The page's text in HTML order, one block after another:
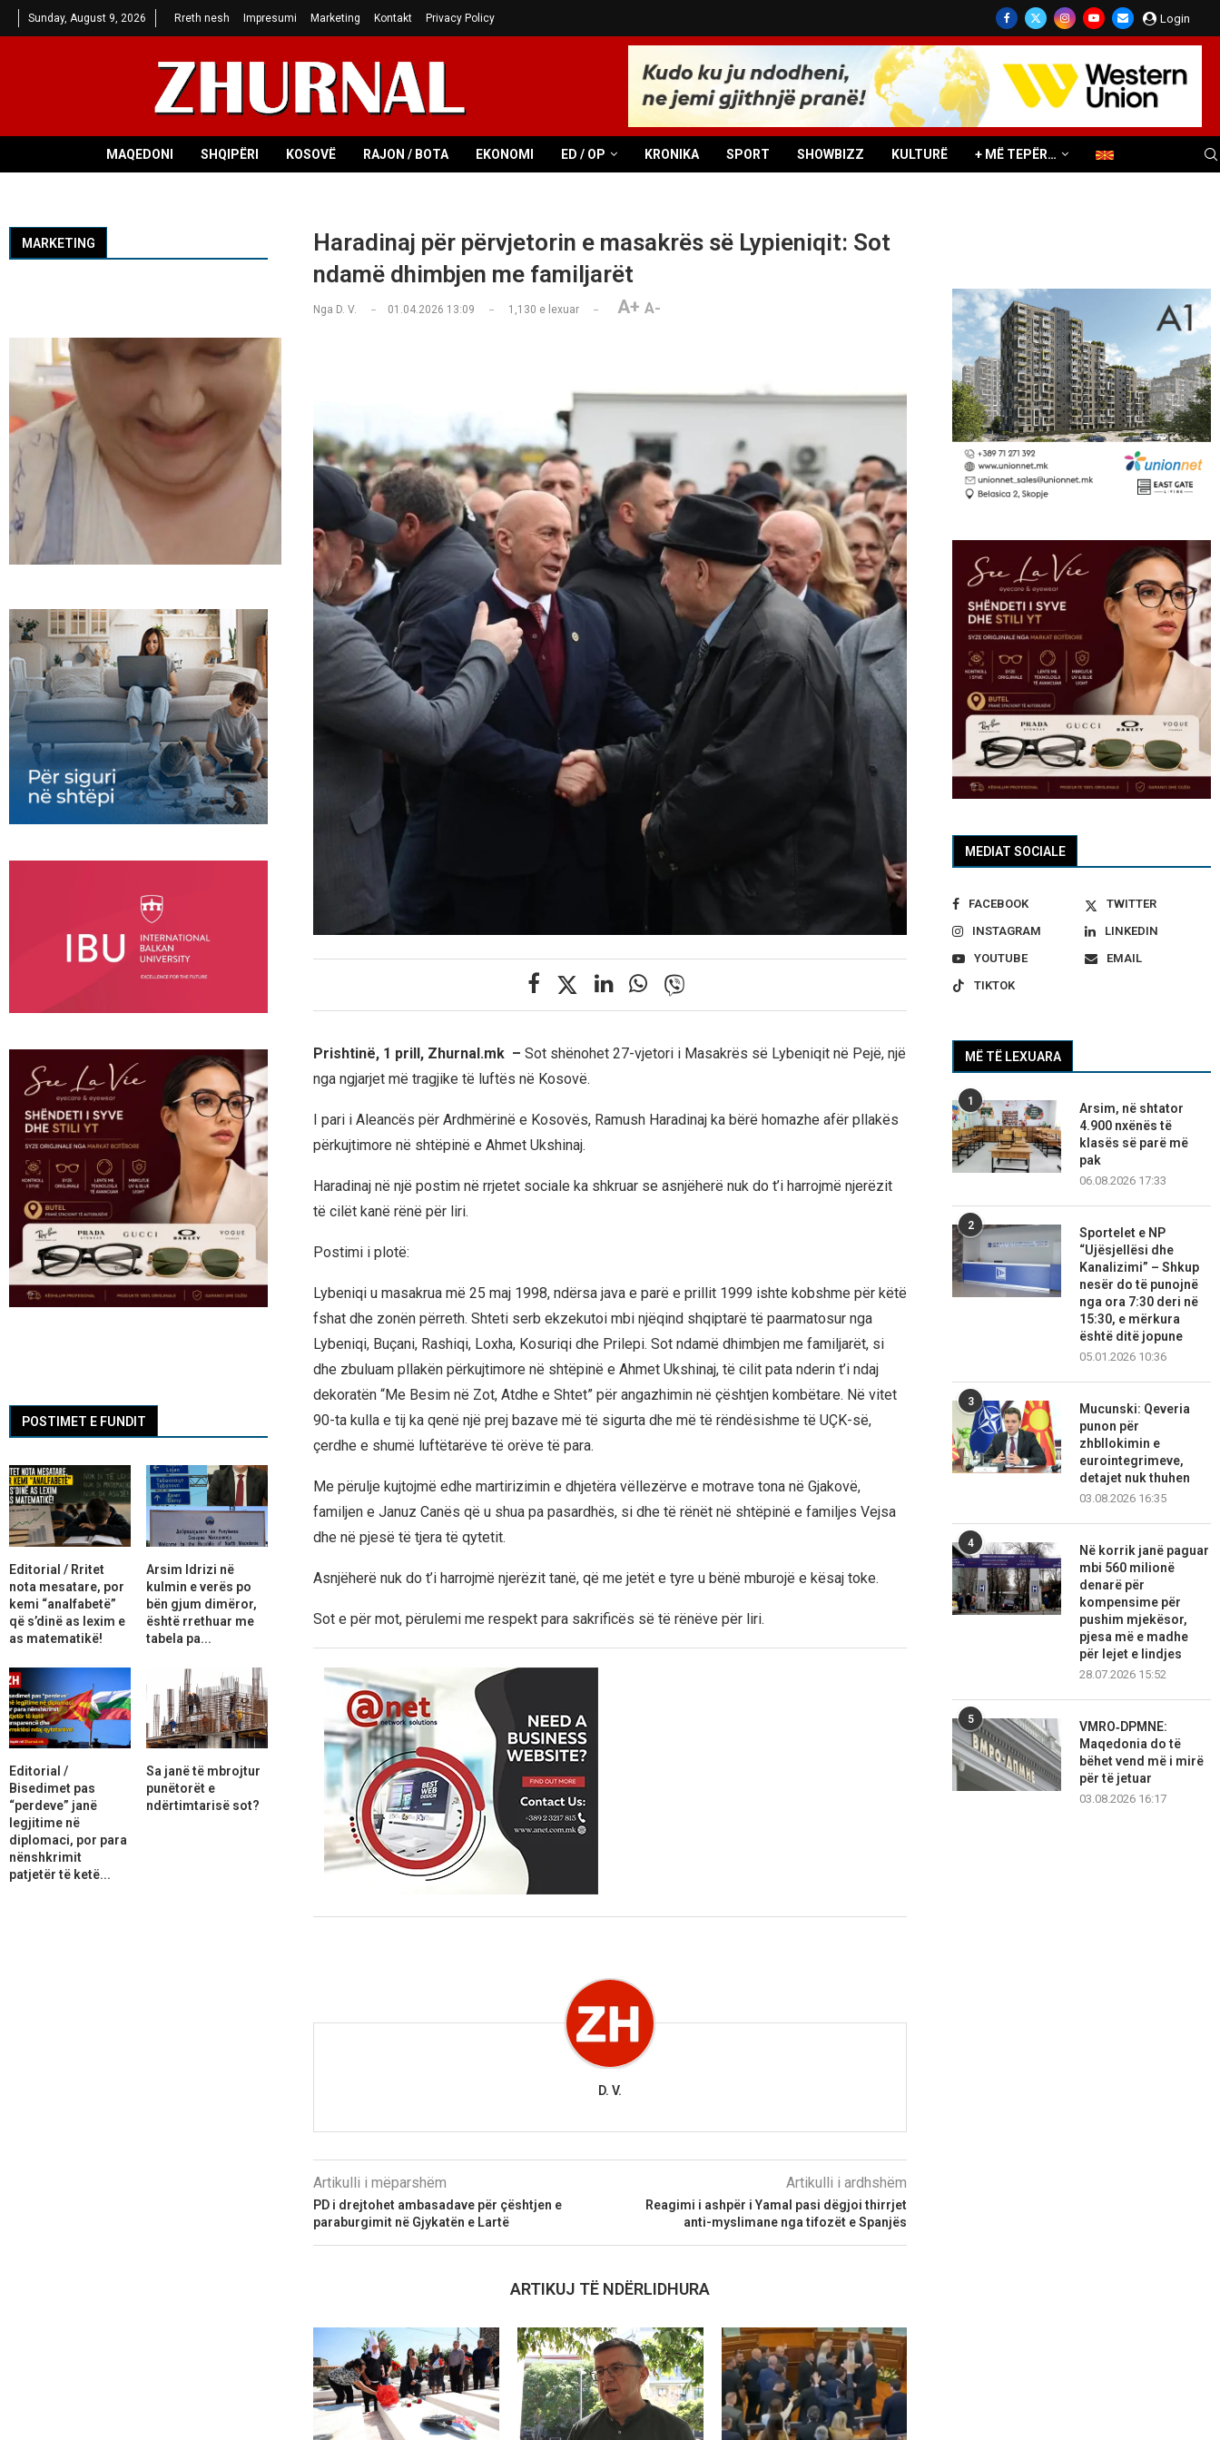
Sunday, August 9, 2026 Rreth nesh Impresumi Marketing Kontakt Privacy Policy Login
MAQEDONI SHQIPËRI KOSOVË RAJON / BOTA EKONOMI ED / OP KRONIKA SPORT SHOWBIZZ KULTURË + MË TEPËR…
Haradinaj për përvjetorin e masakrës së Lypieniqit: Sot
ndamë dhimbjen me familjarët
Nga D. V. 01.04.2026 13:09 1,130 e lexuar A+ A-
Prishtinë, 1 prill, Zhurnal.mk – Sot shënohet 27-vjetori i Masakrës së Lybeniqit në Pejë, një
nga ngjarjet më tragjike të luftës në Kosovë.
I pari i Aleancës për Ardhmërinë e Kosovës, Ramush Haradinaj ka bërë homazhe afër pllakës
përkujtimore në shtëpinë e Ahmet Ukshinaj.
Haradinaj në një postim në rrjetet sociale ka shkruar se asnjëherë nuk do t’i harrojmë njerëzit
të cilët kanë rënë për liri.
Postimi i plotë:
Lybeniqi u masakrua më 25 maj 1998, ndërsa java e parë e prillit 1999 ishte kobshme për këtë
fshat dhe zonën përreth. Shteti serb ekzekutoi mbi njëqind shqiptarë të paarmatosur nga
Lybeniqi, Buçani, Rashiqi, Loxha, Kosuriqi dhe Prilepi. Sot ndamë dhimbjen me familjarët, si
dhe zbuluam pllakën përkujtimore në shtëpinë e Ahmet Ukshinaj, të cilit pata nderin t’i ndaj
dekoratën “Me Besim në Zot, Atdhe e Shtet” për angazhimin në çështjen kombëtare. Në vitet
90-ta kulla e tij ka qenë një prej bazave më të sigurta dhe më të rëndësishme të UÇK-së,
çerdhe e shumë luftëtarëve të orëve të para.
Me përulje kujtojmë edhe martirizimin e dhjetëra vëllezërve e motrave tona në Gjakovë,
familjen e Januz Canës që u shua pa pasardhës, si dhe të rënët në shtëpinë e familjes Vejsa
dhe në pjesë të tjera të qytetit.
Asnjëherë nuk do t’i harrojmë njerëzit tanë, që me jetët e tyre u bënë mburojë e kësaj toke.
Sot e për mot, përulemi me respekt para sakrificës së të rënëve për liri.
D. V.
Artikulli i mëparshëm
PD i drejtohet ambasadave për çështjen e
paraburgimit në Gjykatën e Lartë
Artikulli i ardhshëm
Reagimi i ashpër i Yamal pasi dëgjoi thirrjet
anti-myslimane nga tifozët e Spanjës
ARTIKUJ TË NDËRLIDHURA
MEDIAT SOCIALE
FACEBOOK
TWITTER
INSTAGRAM
LINKEDIN
YOUTUBE
EMAIL
TIKTOK
MË TË LEXUARA
1
Arsim, në shtator
4.900 nxënës të
klasës së parë më
pak
06.08.2026 17:33
2
Sportelet e NP
“Ujësjellësi dhe
Kanalizimi” – Shkup
nesër do të punojnë
nga ora 7:30 deri në
15:30, e mërkura
është ditë jopune
05.01.2026 10:36
3
Mucunski: Qeveria
punon për
zhbllokimin e
eurointegrimeve,
detajet nuk thuhen
03.08.2026 16:35
4
Në korrik janë paguar
mbi 560 milionë
denarë për
kompensime për
pushim mjekësor,
pjesa më e madhe
për lejet e lindjes
28.07.2026 15:52
5
VMRO‑DPMNE:
Maqedonia do të
bëhet vend më i mirë
për të jetuar
03.08.2026 16:17
MARKETING
POSTIMET E FUNDIT
Editorial / Rritet
nota mesatare, por
kemi “analfabetë”
që s’dinë as lexim e
as matematikë!
Arsim Idrizi në
kulmin e verës po
bën gjum dimëror,
është rrethuar me
tabela pa...
Editorial /
Bisedimet pas
“perdeve” janë
legjitime në
diplomaci, por para
nënshkrimit
patjetër të ketë...
Sa janë të mbrojtur
punëtorët e
ndërtimtarisë sot?